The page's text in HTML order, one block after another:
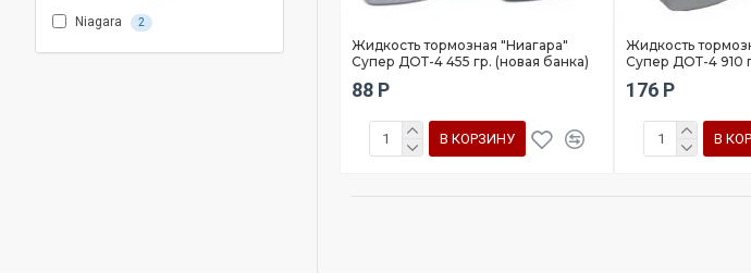
Niagara 2
Жидкость тормозная "Ниагара"
Супер ДОТ-4 455 гр. (новая банка)
88 Р
В КОРЗИНУ
Жидкость
Супер ДОТ-4 910
176 Р
В